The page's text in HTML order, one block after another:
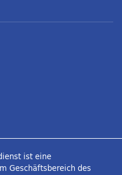
ist eine
Geschäftsbereich des